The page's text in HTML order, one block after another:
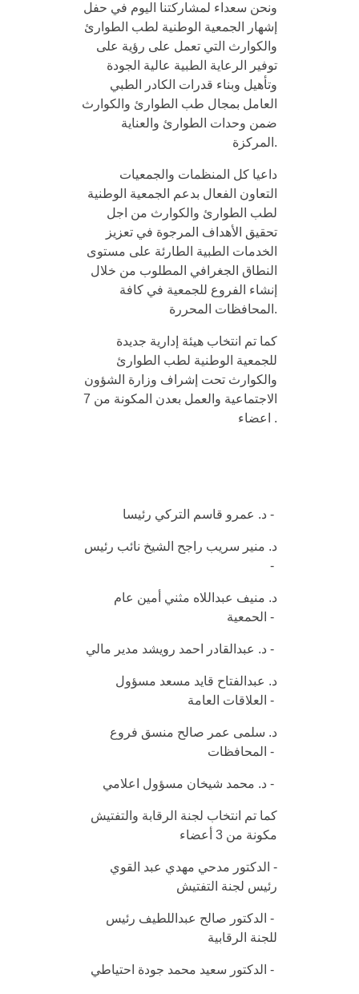
ونحن سعداء لمشاركتنا اليوم في حفل
إشهار الجمعية الوطنية لطب الطوارئ
والكوارث التي تعمل على رؤية على
توفير الرعاية الطبية عالية الجودة
وتأهيل وبناء قدرات الكادر الطبي
العامل بمجال طب الطوارئ والكوارث
ضمن وحدات الطوارئ والعناية
المركزة.
داعيا كل المنظمات والجمعيات
التعاون الفعال بدعم الجمعية الوطنية
لطب الطوارئ والكوارث من اجل
تحقيق الأهداف المرجوة في تعزيز
الخدمات الطبية الطارئة على مستوى
النطاق الجغرافي المطلوب من خلال
إنشاء الفروع للجمعية في كافة
المحافظات المحررة.
كما تم انتخاب هيئة إدارية جديدة
للجمعية الوطنية لطب الطوارئ
والكوارث تحت إشراف وزارة الشؤون
الاجتماعية والعمل بعدن المكونة من 7
اعضاء .
رئيسا د. عمرو قاسم التركي -
د. منير سريب راجح الشيخ نائب رئيس
-
د. منيف عبداللاه مثني أمين عام
الحمعية -
د. عبدالقادر احمد رويشد مدير مالي -
د. عبدالفتاح قايد مسعد مسؤول
العلاقات العامة -
د. سلمى عمر صالح منسق فروع
المحافظات -
د. محمد شيخان مسؤول اعلامي -
كما تم انتخاب لجنة الرقابة والتفتيش
مكونة من 3 أعضاء
- الدكتور مدحي مهدي عبد القوي
رئيس لجنة التفتيش
- الدكتور صالح عبداللطيف رئيس
للجنة الرقابية
- الدكتور سعيد محمد جودة احتياطي